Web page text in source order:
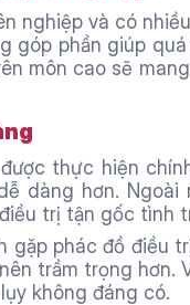
nghiệp và có
góp phần giúp
môn cao sẽ
thực hiện
dàng hơn.
trị tận gốc tình
gặp phác đồ điều
trầm trọng hơn.
không đáng có.